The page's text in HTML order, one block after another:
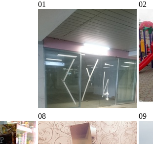
01
02
08 09